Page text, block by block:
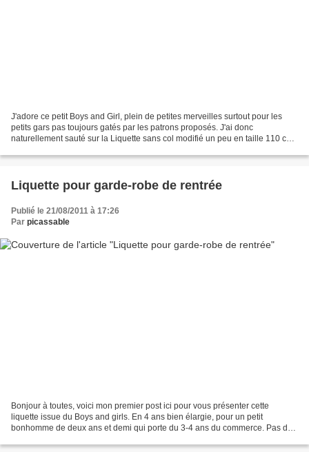
J'adore ce petit Boys and Girl, plein de petites merveilles surtout pour les
petits gars pas toujours gatés par les patrons proposés. J'ai donc
naturellement sauté sur la Liquette sans col modifié un peu en taille 110 cm
Liquette pour garde-robe de rentrée
Publié le 21/08/2011 à 17:26
Par picassable
Bonjour à toutes, voici mon premier post ici pour vous présenter cette
liquette issue du Boys and girls. En 4 ans bien élargie, pour un petit
bonhomme de deux ans et demi qui porte du 3-4 ans du commerce. Pas de